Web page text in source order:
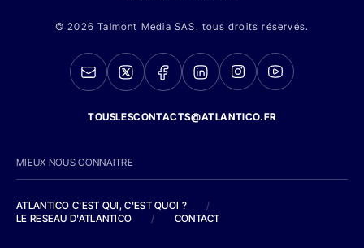
© 2026 Talmont Media SAS. tous droits réservés.
TOUSLESCONTACTS@ATLANTICO.FR
MIEUX NOUS CONNAITRE
ATLANTICO C'EST QUI, C'EST QUOI ?
/
LE RESEAU D'ATLANTICO
/ CONTACT